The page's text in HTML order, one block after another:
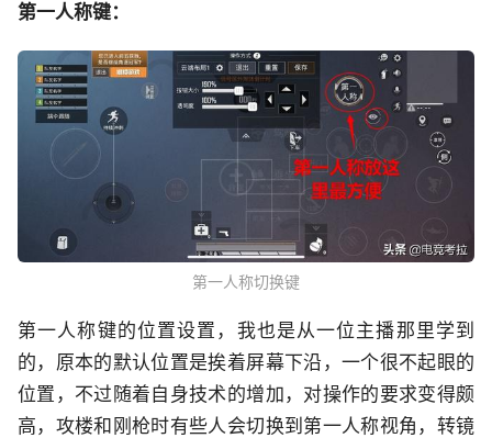
第一人称键：
第一人称切换键
第一人称键的位置设置，我也是从一位主播那里学到
的，原本的默认位置是挨着屏幕下沿，一个很不起眼的
位置，不过随着自身技术的增加，对操作的要求变得颇
高，攻楼和刚枪时有些人会切换到第一人称视角，转镜